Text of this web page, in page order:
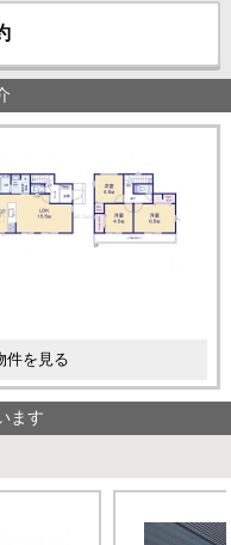
件を見る
ます